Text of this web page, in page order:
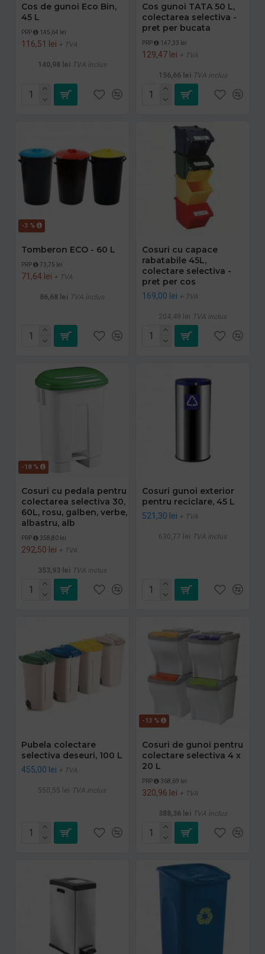
Cos de gunoi Eco Bin,
45 L
PRP 145,64 lei
116,51 lei + TVA
140,98 lei TVA inclus
Cos gunoi TATA 50 L,
colectarea selectiva -
pret per bucata
PRP 147,33 lei
129,47 lei + TVA
156,66 lei TVA inclus
-3 %
Tomberon ECO - 60 L
PRP 73,75 lei
71,64 lei + TVA
86,68 lei TVA inclus
Cosuri cu capace
rabatabile 45L,
colectare selectiva -
pret per cos
169,00 lei + TVA
204,49 lei TVA inclus
-18 %
Cosuri cu pedala pentru
colectarea selectiva 30,
60L, rosu, galben, verbe,
albastru, alb
PRP 358,80 lei
292,50 lei + TVA
353,93 lei TVA inclus
Cosuri gunoi exterior
pentru reciclare, 45 L
521,30 lei + TVA
630,77 lei TVA inclus
Pubela colectare
selectiva deseuri, 100 L
455,00 lei + TVA
550,55 lei TVA inclus
-13 %
Cosuri de gunoi pentru
colectare selectiva 4 x
20 L
PRP 368,69 lei
320,96 lei + TVA
388,36 lei TVA inclus